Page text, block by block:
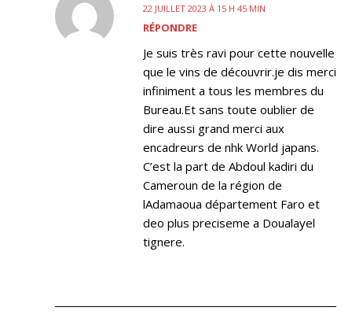
22 JUILLET 2023 À 15 H 45 MIN
RÉPONDRE
Je suis très ravi pour cette nouvelle
que le vins de découvrir.je dis merci
infiniment a tous les membres du
Bureau.Et sans toute oublier de
dire aussi grand merci aux
encadreurs de nhk World japans.
C’est la part de Abdoul kadiri du
Cameroun de la région de
lAdamaoua département Faro et
deo plus preciseme a Doualayel
tignere.